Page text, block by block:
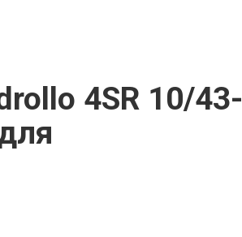
4SR 10/43-